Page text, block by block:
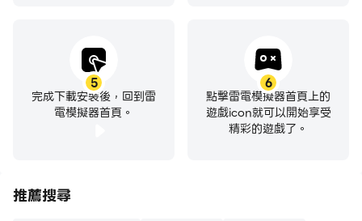
5
完成下載安裝後，回到雷
電模擬器首頁。
6
點擊雷電模擬器首頁上的
遊戲icon就可以開始享受
精彩的遊戲了。
推薦搜尋